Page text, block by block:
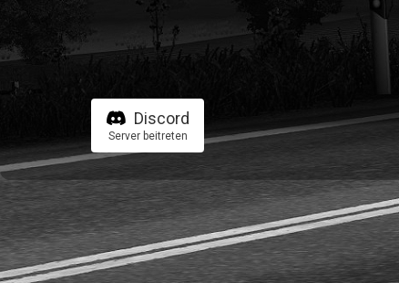
Discord
Server beitreten